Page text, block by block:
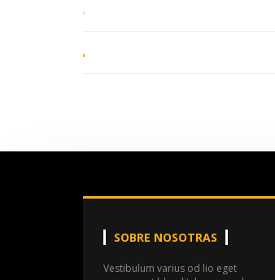
SOBRE NOSOTRAS
Vestibulum varius od lio eget